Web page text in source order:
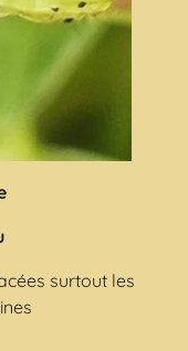
surtout les